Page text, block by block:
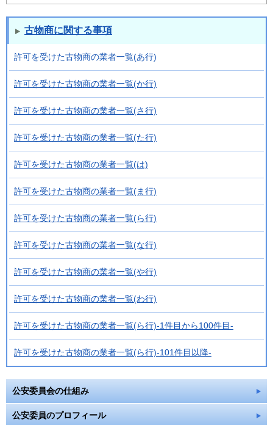
古物商に関する事項
許可を受けた古物商の業者一覧(あ行)
許可を受けた古物商の業者一覧(か行)
許可を受けた古物商の業者一覧(さ行)
許可を受けた古物商の業者一覧(た行)
許可を受けた古物商の業者一覧(は)
許可を受けた古物商の業者一覧(ま行)
許可を受けた古物商の業者一覧(ら行)
許可を受けた古物商の業者一覧(な行)
許可を受けた古物商の業者一覧(や行)
許可を受けた古物商の業者一覧(わ行)
許可を受けた古物商の業者一覧(ら行)-1件目から100件目-
許可を受けた古物商の業者一覧(ら行)-101件目以降-
公安委員会の仕組み
公安委員のプロフィール